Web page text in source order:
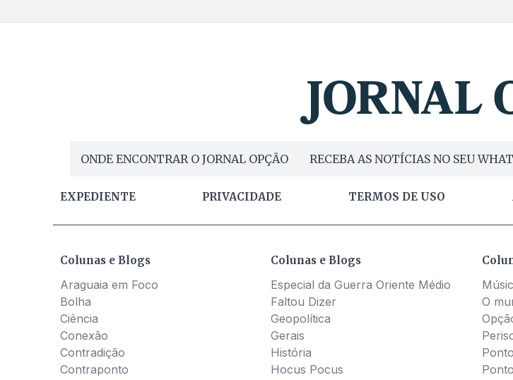
ONDE ENCONTRAR O JORNAL OPÇÃO RECEBA AS NOTÍCIAS NO SEU
EXPEDIENTE PRIVACIDADE TERMOS DE USO
Colunas e Blogs
Araguaia em Foco
Bolha
Ciência
Conexão
Contradição
Contraponto
Colunas e Blogs
Especial da Guerra Oriente Médio
Faltou Dizer
Geopolítica
Gerais
História
Hocus Pocus
O